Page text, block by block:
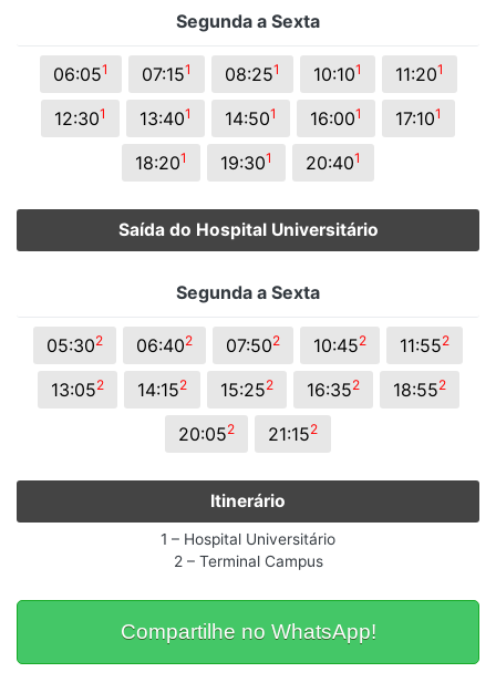
Segunda a Sexta
06:051 07:151 08:251 10:101 11:201
12:301 13:401 14:501 16:001 17:101
18:201 19:301 20:401
Saída do Hospital Universitário
Segunda a Sexta
05:302 06:402 07:502 10:452 11:552
13:052 14:152 15:252 16:352 18:552
20:052 21:152
Itinerário
1 – Hospital Universitário
2 – Terminal Campus
Compartilhe no WhatsApp!